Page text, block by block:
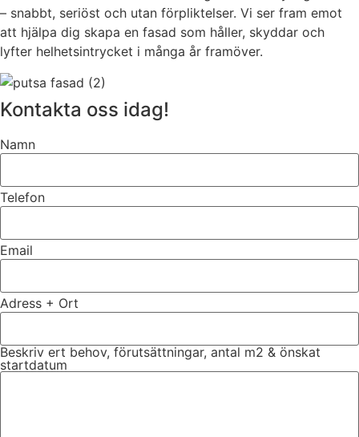
– snabbt, seriöst och utan förpliktelser. Vi ser fram emot
att hjälpa dig skapa en fasad som håller, skyddar och
lyfter helhetsintrycket i många år framöver.
Kontakta oss idag!
Namn
Telefon
Email
Adress + Ort
Beskriv ert behov, förutsättningar, antal m2 & önskat
startdatum